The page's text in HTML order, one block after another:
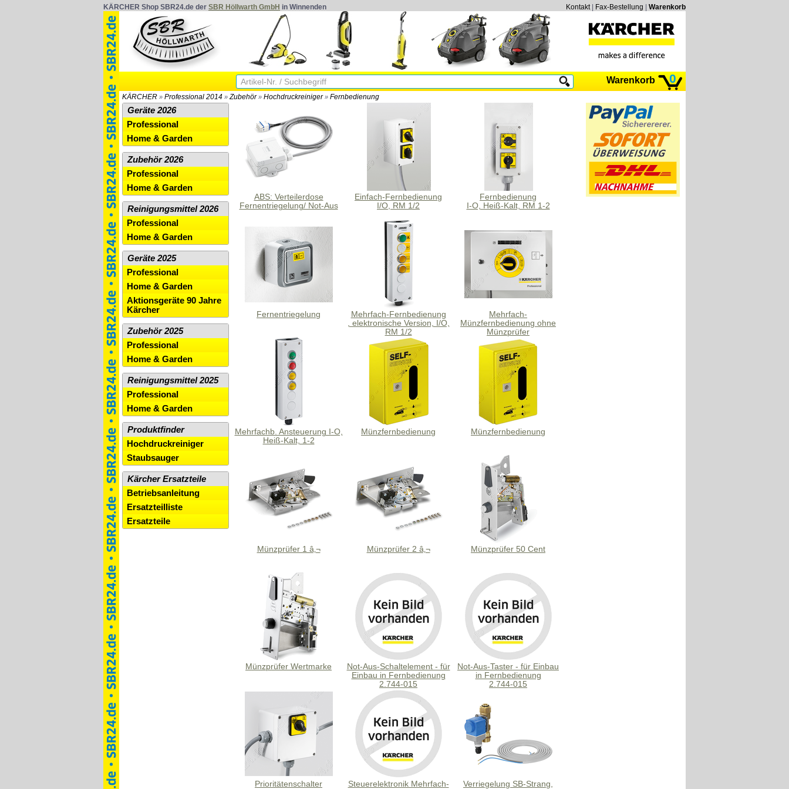
KÄRCHER Shop SBR24.de der SBR Höllwarth GmbH in Winnenden Kontakt| Fax-Bestellung Warenkorb
Warenkorb 0
KÄRCHER » Professional 2014 » Zubehör» Hochdruckreiniger» Fernbedienung
ABS: Verteilerdose
Fernentriegelung/ Not-Aus
Einfach-Fernbedienung
I/O, RM 1/2
Fernbedienung
I-O, Heiß-Kalt, RM 1-2
Fernentriegelung
Mehrfach-Fernbedienung
, elektronische Version, I/O,
RM 1/2
Mehrfach-
Münzfernbedienung ohne
Münzprüfer
Mehrfachb. Ansteuerung I-O,
Heiß-Kalt, 1-2
Münzfernbedienung Münzfernbedienung
Münzprüfer 1 â‚¬ Münzprüfer 2 â‚¬ Münzprüfer 50 Cent
Münzprüfer Wertmarke
Not-Aus-Schaltelement - für
Einbau in Fernbedienung
2.744-015
Not-Aus-Taster - für Einbau
in Fernbedienung
2.744-015
Prioritätenschalter
Steuerelektronik Mehrfach-
Verriegelung SB-Strang,
Geräte 2026
Professional
Home & Garden
Zubehör 2026
Professional
Home & Garden
Reinigungsmittel 2026
Professional
Home & Garden
Geräte 2025
Professional
Home & Garden
Aktionsgeräte 90 Jahre
Kärcher
Zubehör 2025
Professional
Home & Garden
Reinigungsmittel 2025
Professional
Home & Garden
Produktfinder
Hochdruckreiniger
Staubsauger
Kärcher Ersatzteile
Betriebsanleitung
Ersatzteilliste
Ersatzteile